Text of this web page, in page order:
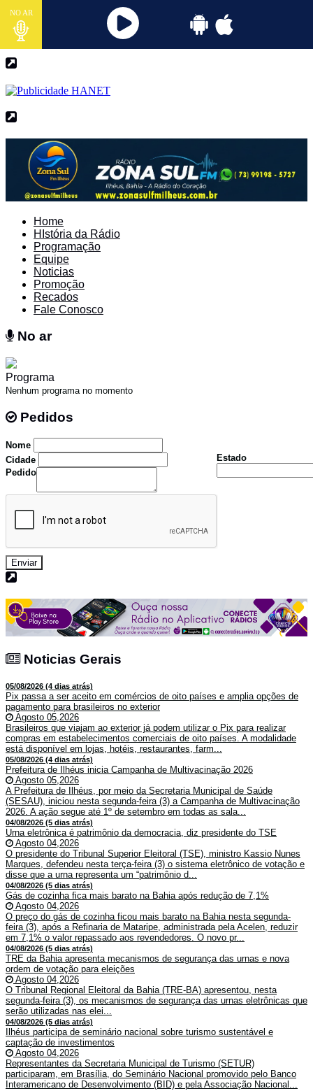
NO AR
Home
HIstória da Rádio
Programação
Equipe
Noticias
Promoção
Recados
Fale Conosco
No ar
Programa
Nenhum programa no momento
Pedidos
Nome
Cidade
Estado
Pedido
Enviar
Noticias Gerais
05/08/2026 (4 dias atrás)
Pix passa a ser aceito em comércios de oito países e amplia opções de
pagamento para brasileiros no exterior
Agosto 05,2026
Brasileiros que viajam ao exterior já podem utilizar o Pix para realizar
compras em estabelecimentos comerciais de oito países. A modalidade
está disponível em lojas, hotéis, restaurantes, farm...
05/08/2026 (4 dias atrás)
Prefeitura de Ilhéus inicia Campanha de Multivacinação 2026
Agosto 05,2026
A Prefeitura de Ilhéus, por meio da Secretaria Municipal de Saúde
(SESAU), iniciou nesta segunda-feira (3) a Campanha de Multivacinação
2026. A ação segue até 1º de setembro em todas as sala...
04/08/2026 (5 dias atrás)
Urna eletrônica é patrimônio da democracia, diz presidente do TSE
Agosto 04,2026
O presidente do Tribunal Superior Eleitoral (TSE), ministro Kassio Nunes
Marques, defendeu nesta terça-feira (3) o sistema eletrônico de votação e
disse que a urna representa um “patrimônio d...
04/08/2026 (5 dias atrás)
Gás de cozinha fica mais barato na Bahia após redução de 7,1%
Agosto 04,2026
O preço do gás de cozinha ficou mais barato na Bahia nesta segunda-
feira (3), após a Refinaria de Mataripe, administrada pela Acelen, reduzir
em 7,1% o valor repassado aos revendedores. O novo pr...
04/08/2026 (5 dias atrás)
TRE da Bahia apresenta mecanismos de segurança das urnas e nova
ordem de votação para eleições
Agosto 04,2026
O Tribunal Regional Eleitoral da Bahia (TRE-BA) apresentou, nesta
segunda-feira (3), os mecanismos de segurança das urnas eletrônicas que
serão utilizadas nas elei...
04/08/2026 (5 dias atrás)
Ilhéus participa de seminário nacional sobre turismo sustentável e
captação de investimentos
Agosto 04,2026
Representantes da Secretaria Municipal de Turismo (SETUR)
participaram, em Brasília, do Seminário Nacional promovido pelo Banco
Interamericano de Desenvolvimento (BID) e pela Associação Nacional...